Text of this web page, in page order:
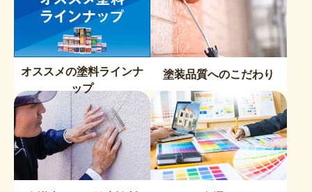
オススメの塗料ラインナ
ップ
塗装品質へのこだわり